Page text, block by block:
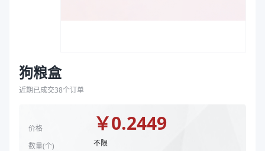
狗粮盒
近期已成交38个订单
价格
数量(个)
￥0.2449
不限